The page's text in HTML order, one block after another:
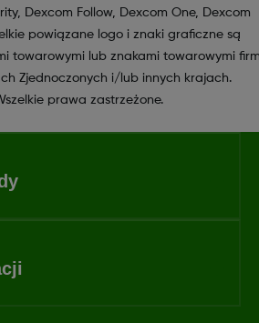
Dexcom Follow, Dexcom One, Dexcom
powiązane logo i znaki graficzne są
towarowymi lub znakami towarowymi
Zjednoczonych i/lub innych krajach.
prawa zastrzeżone.